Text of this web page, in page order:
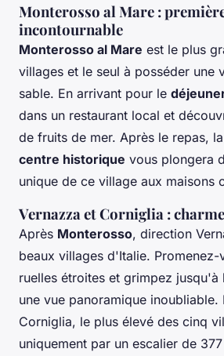
Monterosso al Mare :
incontournable
Monterosso al Mare est le plus
villages et le seul à posséder une
sable. En arrivant pour le
dans un restaurant local et
de fruits de mer. Après le repas, la
centre historique vous plongera
unique de ce village aux maisons
Vernazza et Corniglia :
Après Monterosso, direction
beaux villages d'Italie. Promenez-
ruelles étroites et grimpez
une vue panoramique inoubliable.
Corniglia, le plus élevé des cinq
uniquement par un escalier de